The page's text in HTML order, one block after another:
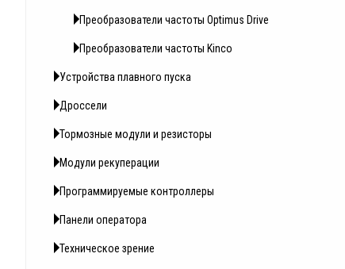
Преобразователи частоты Optimus Drive
Преобразователи частоты Kinco
Устройства плавного пуска
Дроссели
Тормозные модули и резисторы
Модули рекуперации
Программируемые контроллеры
Панели оператора
Техническое зрение